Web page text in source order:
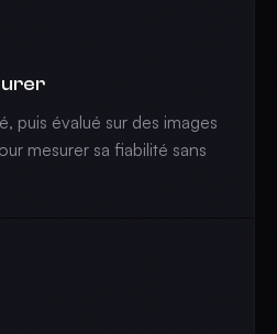
puis évalué sur des images
mesurer sa fiabilité sans